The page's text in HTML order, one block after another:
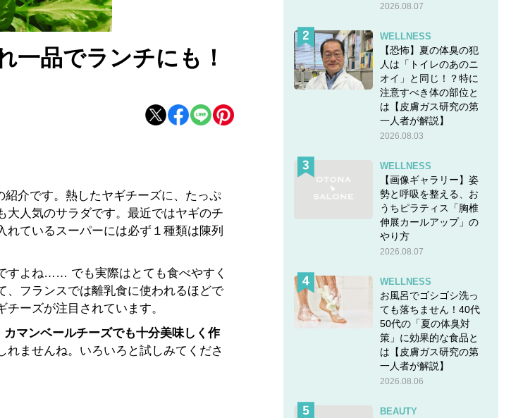
一品でランチにも！
介です。熱したヤギチーズに、たっぷ
大人気のサラダです。最近ではヤギのチ
ているスーパーには必ず１種類は陳列
すよね…… でも実際はとても食べやすく
、フランスでは離乳食に使われるほどで
ーズが注目されています。
カマンベールチーズでも十分美味しく作
ませんね。いろいろと試しみてくださ
2026.08.07
WELLNESS
【恐怖】夏の体臭の犯
人は「トイレのあのニ
オイ」と同じ！？特に
注意すべき体の部位と
は【皮膚ガス研究の第
一人者が解説】
2026.08.03
WELLNESS
【画像ギャラリー】姿
勢と呼吸を整える、お
うちピラティス「胸椎
伸展カールアップ」の
やり方
2026.08.07
WELLNESS
お風呂でゴシゴシ洗っ
ても落ちません！40代
50代の「夏の体臭対
策」に効果的な食品と
は【皮膚ガス研究の第
一人者が解説】
2026.08.06
BEAUTY